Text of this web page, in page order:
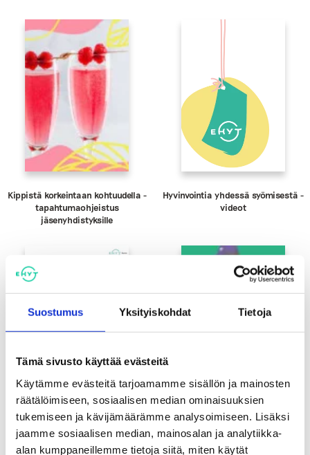
Suostumus Yksityiskohdat Tietoja
Tämä sivusto käyttää evästeitä
Käytämme evästeitä tarjoamamme sisällön ja mainosten
räätälöimiseen, sosiaalisen median ominaisuuksien
tukemiseen ja kävijämäärämme analysoimiseen. Lisäksi
jaamme sosiaalisen median, mainosalan ja analytiikka-
alan kumppaneillemme tietoja siitä, miten käytät
Kippistä korkeintaan kohtuudella -
tapahtumaohjeistus
jäsenyhdistyksille
Hyvinvointia yhdessä syömisestä -
videot
Totta vai tarua -
Energiajuomaväittämät
Hakematta paras -keskustelukortti
alkoholin välittämisestä
alaikäisille